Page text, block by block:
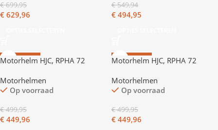
€699,95
€ 629,96
€549,94
€ 494,95
AANBIEDING
Motorhelm HJC, RPHA 72
Motorhelmen
Op voorraad
€499,95
€ 449,96
AANBIEDING
Motorhelm HJC, RPHA 72
Motorhelmen
Op voorraad
€499,95
€ 449,96